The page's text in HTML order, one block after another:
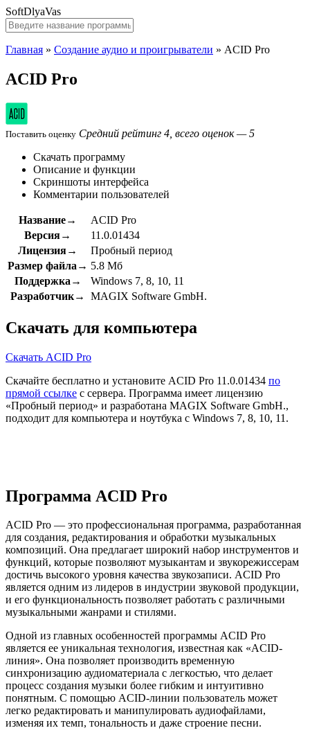
SoftDlyaVas
Главная » Создание аудио и проигрыватели » ACID Pro
ACID Pro
Поставить оценку Средний рейтинг 4, всего оценок — 5
Скачать программу
Описание и функции
Скриншоты интерфейса
Комментарии пользователей
Название→
ACID Pro
Версия→
11.0.01434
Лицензия→
Пробный период
Размер файла→ 5.8 Мб
Поддержка→
Windows 7, 8, 10, 11
Разработчик→
MAGIX Software GmbH.
Скачать для компьютера
Скачать ACID Pro
Скачайте бесплатно и установите ACID Pro 11.0.01434 по
прямой ссылке с сервера. Программа имеет лицензию
«Пробный период» и разработана MAGIX Software GmbH.,
подходит для компьютера и ноутбука с Windows 7, 8, 10, 11.
Программа ACID Pro
ACID Pro — это профессиональная программа, разработанная
для создания, редактирования и обработки музыкальных
композиций. Она предлагает широкий набор инструментов и
функций, которые позволяют музыкантам и звукорежиссерам
достичь высокого уровня качества звукозаписи. ACID Pro
является одним из лидеров в индустрии звуковой продукции,
и его функциональность позволяет работать с различными
музыкальными жанрами и стилями.
Одной из главных особенностей программы ACID Pro
является ее уникальная технология, известная как «ACID-
линия». Она позволяет производить временную
синхронизацию аудиоматериала с легкостью, что делает
процесс создания музыки более гибким и интуитивно
понятным. С помощью ACID-линии пользователь может
легко редактировать и манипулировать аудиофайлами,
изменяя их темп, тональность и даже строение песни.